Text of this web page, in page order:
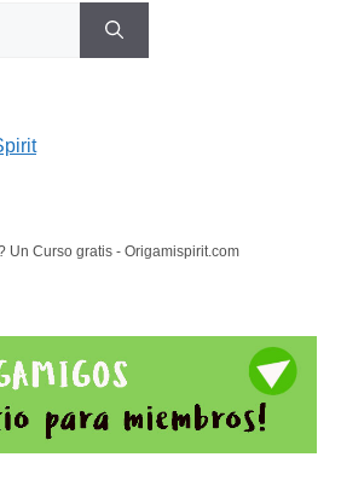
Un Curso gratis - Origamispirit.com